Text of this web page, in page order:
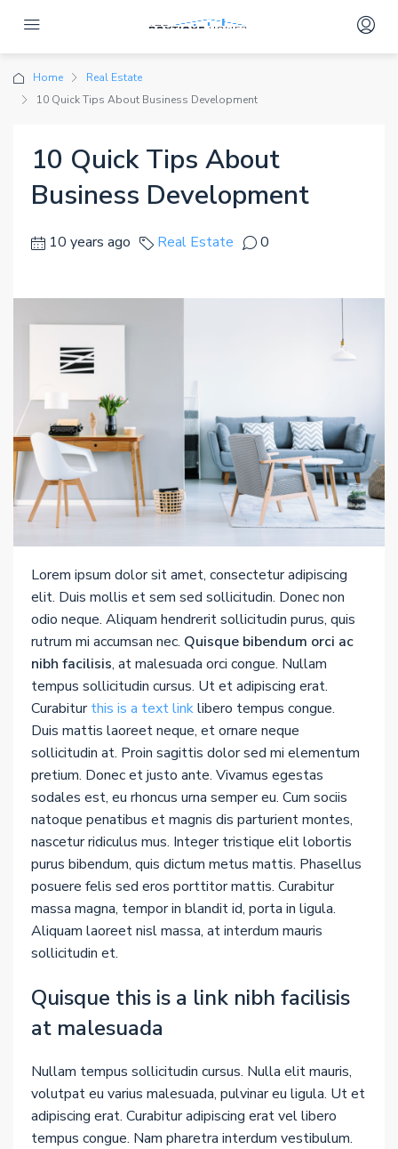
Home
Real Estate
10 Quick Tips About Business Development
10 Quick Tips About
Business Development
10 years ago Real Estate 0
Lorem ipsum dolor sit amet, consectetur adipiscing
elit. Duis mollis et sem sed sollicitudin. Donec non
odio neque. Aliquam hendrerit sollicitudin purus, quis
rutrum mi accumsan nec. Quisque bibendum orci ac
nibh facilisis, at malesuada orci congue. Nullam
tempus sollicitudin cursus. Ut et adipiscing erat.
Curabiturthis is a text linklibero tempus congue.
Duis mattis laoreet neque, et ornare neque
sollicitudin at. Proin sagittis dolor sed mi elementum
pretium. Donec et justo ante. Vivamus egestas
sodales est, eu rhoncus urna semper eu. Cum sociis
natoque penatibus et magnis dis parturient montes,
nascetur ridiculus mus. Integer tristique elit lobortis
purus bibendum, quis dictum metus mattis. Phasellus
posuere felis sed eros porttitor mattis. Curabitur
massa magna, tempor in blandit id, porta in ligula.
Aliquam laoreet nisl massa, at interdum mauris
sollicitudin et.
Quisque this is a link nibh facilisis
at malesuada
Nullam tempus sollicitudin cursus. Nulla elit mauris,
volutpat eu varius malesuada, pulvinar eu ligula. Ut et
adipiscing erat. Curabitur adipiscing erat vel libero
tempus congue. Nam pharetra interdum vestibulum.